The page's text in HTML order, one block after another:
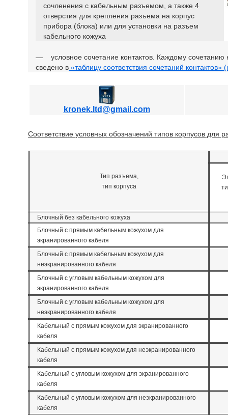
сочленения с кабельным разъемом, а также 4
отверстия для крепления разъема на корпус
прибора (блока) или для установки на разъем
кабельного кожуха
— условное сочетание контактов. Каждому сочетанию
сведено в «таблицу соответствия сочетаний контактов»
kronek.ltd@gmail.com
Соответствие условных обозначений типов корпусов для
Тип разъема,
тип корпуса
Блочный без кабельного кожуха
Блочный с прямым кабельным кожухом для
экранированного кабеля
Блочный с прямым кабельным кожухом для
неэкранированного кабеля
Блочный с угловым кабельным кожухом для
экранированного кабеля
Блочный с угловым кабельным кожухом для
неэкранированного кабеля
Кабельный с прямым кожухом для экранированного
кабеля
Кабельный с прямым кожухом для неэкранированного
кабеля
Кабельный с угловым кожухом для экранированного
кабеля
Кабельный с угловым кожухом для неэкранированного
кабеля